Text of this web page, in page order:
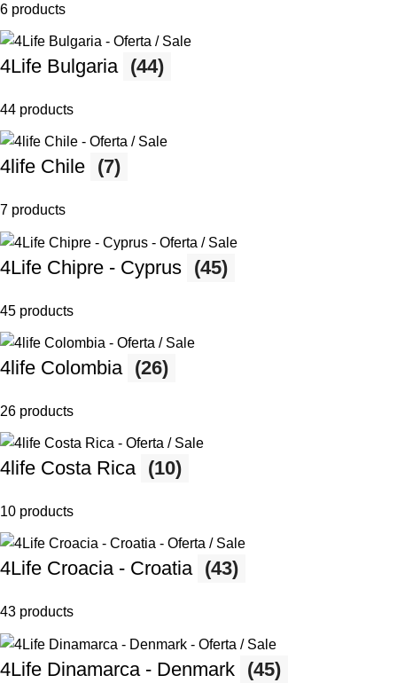
6 products
4Life Bulgaria (44)
44 products
4life Chile (7)
7 products
4Life Chipre - Cyprus (45)
45 products
4life Colombia (26)
26 products
4life Costa Rica (10)
10 products
4Life Croacia - Croatia (43)
43 products
4Life Dinamarca - Denmark (45)